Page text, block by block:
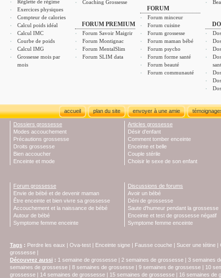
Réglette de régime
Exercices physiques
Compteur de calories
Calcul poids idéal
Calcul IMC
Courbe de poids
Calcul IMG
Grossesse mois par
mois
Coaching Grossesse
FORUM PREMIUM
Forum Savoir Maigrir
Forum Montignac
Forum MentalSlim
Forum SLIM data
FORUM
Forum minceur
Forum cuisine
Forum grossesse
Forum maman bébé
Forum psycho
Forum forme santé
Forum beauté
Forum communauté
accueil plan du site envoyer à une amie
Dossiers grossesse
Modes accouchement
Précautions grossesse
Droits grossesse
Bien accoucher
Enceinte et mode
Articles grossesse
Désir d'enfant
Comment tomber enceinte
Enceinte et belle
Couple stérile
Choisir le sexe de son enfant
Forum grossesse
Envie de bébé et de devenir maman
Être enceinte et bien vivre sa grossesse
Accouchement et la naissance de bébé
Autour de bébé
Symptome femme enceinte
Discussions de forums
Avoir un bébé
Déni de grossesse
Saute d'humeur pendant la grossesse
Enceinte et test de grossesse négatif
Symptome femme enceinte
Tags : Perdre les eaux | Ova-test | Enceinte signe | Fausse couche | Sucer une tétine |
grossesse |
Découvrez aussi : 1 semaine de grossesse | 2 semaines de grossesse | 3 semaines
semaines de grossesse | 8 semaines de grossesse | 9 semaines de grossesse | 10
grossesse | 14 semaines de grossesse | 15 semaines de grossesse | 16 semaines de